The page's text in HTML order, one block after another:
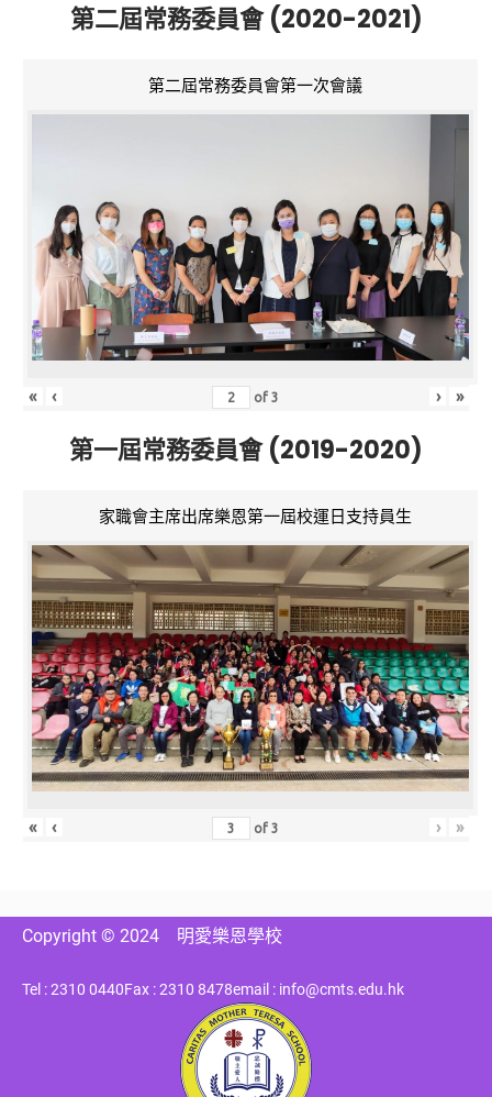
第二屆常務委員會 (2020-2021)
第二屆常務委員會第一次會議
« ‹ of3 › »
第一屆常務委員會 (2019-2020)
家職會主席出席樂恩第一屆校運日支持員生
« ‹ of3 › »
Copyright © 2024 明愛樂恩學校
Tel : 2310 0440Fax : 2310 8478email : info@cmts.edu.hk